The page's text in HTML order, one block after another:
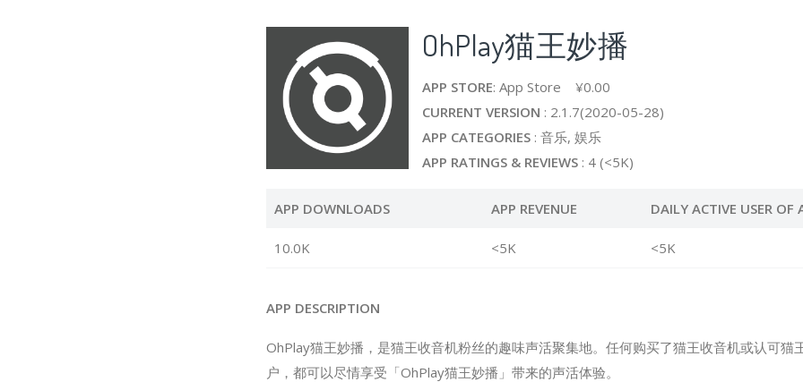
OhPlay猫王妙播
APP STORE: App Store ¥0.00
CURRENT VERSION : 2.1.7(2020-05-28)
APP CATEGORIES : 音乐, 娱乐
APP RATINGS & REVIEWS : 4 (<5K)
APP DOWNLOADS APP REVENUE DAILY ACTIVE USER OF
10.0K <5K <5K
APP DESCRIPTION
OhPlay猫王妙播，是猫王收音机粉丝的趣味声活聚集地。任何购买了猫王收音机或认可猫
户，都可以尽情享受「OhPlay猫王妙播」带来的声活体验。